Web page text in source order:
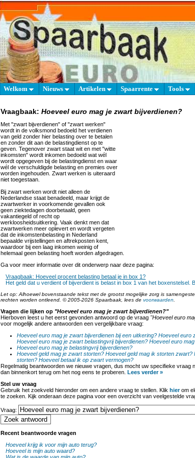
Welkom Nieuws Artikelen Spaarrente Tools
Vraagbaak: Hoeveel euro mag je zwart bijverdienen?
Met "zwart bijverdienen" of "zwart werken"
wordt in de volksmond bedoeld het verdienen
van geld zonder hier belasting over te betalen
en zonder dit aan de belastingdienst op te
geven. Tegenover zwart staat wit en met "witte
inkomsten" wordt inkomen bedoeld wat wél
wordt opgegeven bij de belastingdienst en waar
wél de verschuldigde belasting en premies over
worden ingehouden. Zwart werken is uiteraard
niet toegestaan.
Bij zwart werken wordt niet alleen de
Nederlandse staat benadeeld, maar krijgt de
zwartwerker in voorkomende gevallen ook
geen ziektedagen doorbetaald, geen
vakantiegeld of recht op
werkloosheidsuitkering. Vaak denkt men dat
zwartwerken meer oplevert en wordt vergeten
dat de inkomstenbelasting in Nederland
bepaalde vrijstellingen en aftrekposten kent,
waardoor bij een laag inkomen weinig of
helemaal geen belasting hoeft worden afgedragen.
Ga voor meer informatie over dit onderwerp naar deze pagina:
Vraagbaak: Hoeveel procent belasting betaal je in box 1?
Het geld dat u verdient of bijverdient is belast in box 1 van het boxenstelsel.
Let op: Alhoewel bovenstaande tekst met de grootst mogelijke zorg is
rechten worden ontleend. © 2005-2026 Spaarbaak, lees de voorwaarden
Vragen die lijken op "Hoeveel euro mag je zwart bijverdienen?"
Hierboven leest u het eerst gevonden antwoord op de vraag "Hoeveel euro
voor mogelijk andere antwoorden een vergelijkbare vraag:
Hoeveel euro mag je zwart bijverdienen bij een uitkering? Hoeveel euro
Hoeveel euro mag je zwart belastingvrij bijverdienen? Hoeveel euro
Hoeveel euro mag je belastingvrij bijverdienen?
Hoeveel geld mag je zwart storten? Hoeveel geld mag ik storten zwart?
storten? Hoeveel betaal ik op zwart vermogen?
Regelmatig beantwoorden we nieuwe vragen, dus mocht uw specifieke vraag
dan binnenkort terug om het nog eens te proberen. Lees verder »
Stel uw vraag
Gebruik het zoekveld hieronder om een andere vraag te stellen. Klik hierom
te zoeken. Kijk onderaan deze pagina voor een overzicht van veelgestelde
Vraag:
Recent beantwoorde vragen
Hoeveel krijg ik voor mijn auto terug?
Hoeveel is mijn auto waard?